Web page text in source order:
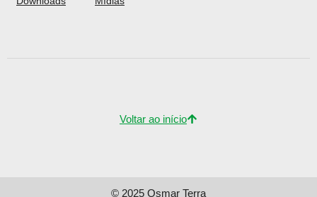
Voltar ao início
© 2025 Osmar Terra